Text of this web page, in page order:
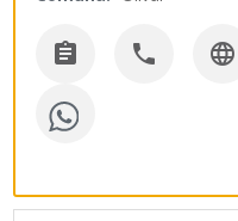
  